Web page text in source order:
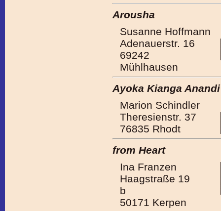
Arousha
Susanne Hoffmann
Adenauerstr. 16
69242
Mühlhausen
Ayoka Kianga Anandi
Marion Schindler
Theresienstr. 37
76835 Rhodt
from Heart
Ina Franzen
Haagstraße 19
b
50171 Kerpen